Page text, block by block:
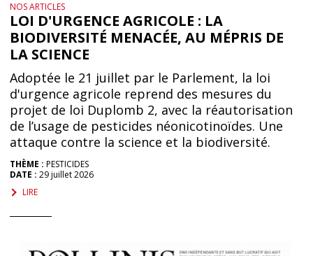
NOS ARTICLES
LOI D'URGENCE AGRICOLE : LA
BIODIVERSITÉ MENACÉE, AU MÉPRIS DE
LA SCIENCE
Adoptée le 21 juillet par le Parlement, la loi
d'urgence agricole reprend des mesures du
projet de loi Duplomb 2, avec la réautorisation
de l’usage de pesticides néonicotinoïdes. Une
attaque contre la science et la biodiversité.
THÈME : PESTICIDES
DATE : 29 juillet 2026
LIRE